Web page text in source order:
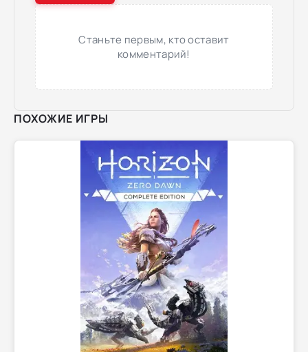
Станьте первым, кто оставит
комментарий!
ПОХОЖИЕ ИГРЫ